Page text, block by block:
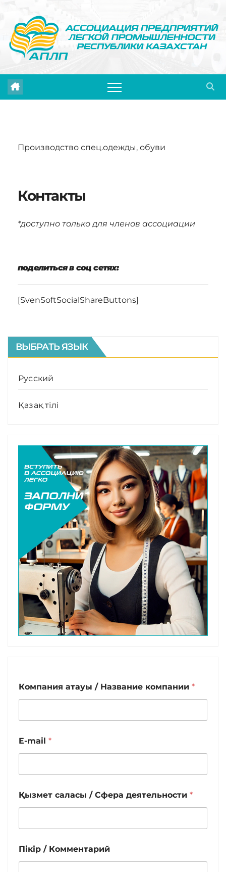
содержимому
Производство спец.одежды, обуви
Контакты
*доступно только для членов ассоциации
поделиться в соц сетях:
[SvenSoftSocialShareButtons]
ВЫБРАТЬ ЯЗЫК
Русский
Қазақ тілі
Компания атауы / Название компании *
E-mail *
Қызмет саласы / Сфера деятельности *
Пікір / Комментарий